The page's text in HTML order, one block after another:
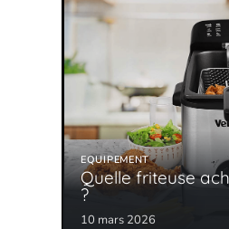
EQUIPEMENT
Quelle friteuse
?
10 mars 2026